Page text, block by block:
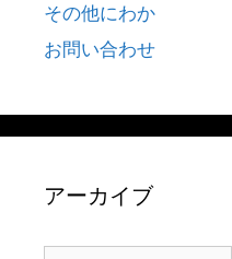
その他にわか
お問い合わせ
アーカイブ